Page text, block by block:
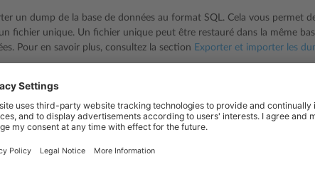
un dump de la base de données au format SQL. Cela vous permet
fichier unique. Un fichier unique peut être restauré dans la même
Pour en savoir plus, consultez la section Exporter et importer les
un abonnement complet. Avec cette méthode, vous pouvez
(sur le serveur Plesk ou sur un serveur FTP distant). Quand vous
la base de données à restaurer. Consultez la section
une base de données depuis un fichier archive de sauvegarde
comme suit :
un dump de base de données. Cela vous permet de restaurer les